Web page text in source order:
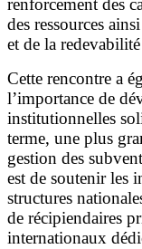
renforcement des
des ressources
et de la
Cette rencontre a
l’importance de
institutionnelles
terme, une plus
gestion des
est de soutenir les
structures
de récipiendaires
internationaux